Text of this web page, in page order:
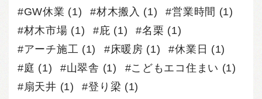
GW休業 (1) 材木搬入 (1) 営業時間 (1)
材木市場 (1) 庇 (1) 名栗 (1)
アーチ施工 (1) 床暖房 (1) 休業日 (1)
庭 (1) 山翠舎 (1) こどもエコ住まい (1)
扇天井 (1) 登り梁 (1)